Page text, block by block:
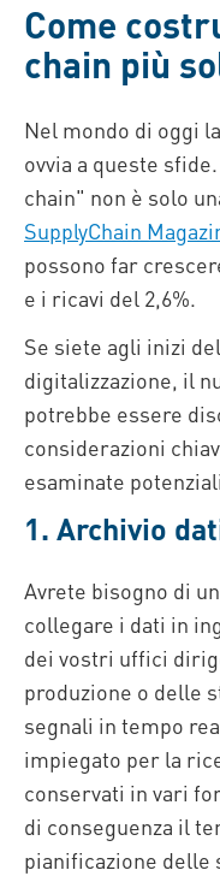
Come
chain più
Nel mondo di oggi
ovvia a queste
chain" non è solo
SupplyChain
possono far
e i ricavi del 2,6%.
Se siete agli inizi
digitalizzazione, il
potrebbe essere
considerazioni
esaminate
1. Archivio
Avrete bisogno di
collegare i dati in
dei vostri uffici
produzione o delle
segnali in tempo
impiegato per la
conservati in vari
di conseguenza il
pianificazione delle